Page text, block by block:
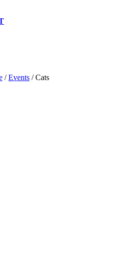
/ Events / Cats